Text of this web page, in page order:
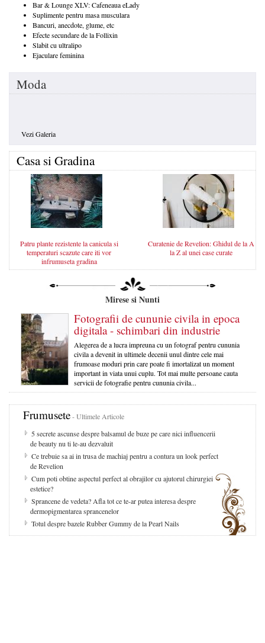
Bar & Lounge XLV: Cafeneaua eLady
Suplimente pentru masa musculara
Bancuri, anecdote, glume, etc
Efecte secundare de la Follixin
Slabit cu ultralipo
Ejaculare feminina
Moda
Vezi Galeria
Casa si Gradina
Patru plante rezistente la canicula si
temperaturi scazute care iti vor
infrumuseta gradina
Curatenie de Revelion: Ghidul de la A
la Z al unei case curate
Mirese si Nunti
Fotografii de cununie civila in epoca
digitala - schimbari din industrie
Alegerea de a lucra impreuna cu un fotograf pentru cununia
civila a devenit in ultimele decenii unul dintre cele mai
frumoase moduri prin care poate fi imortalizat un moment
important in viata unui cuplu. Tot mai multe persoane cauta
servicii de fotografie pentru cununia civila...
Frumusete- Ultimele Articole
5 secrete ascunse despre balsamul de buze pe care nici influencerii
de beauty nu ti le-au dezvaluit
Ce trebuie sa ai in trusa de machiaj pentru a contura un look perfect
de Revelion
Cum poti obtine aspectul perfect al obrajilor cu ajutorul chirurgiei
estetice?
Sprancene de vedeta? Afla tot ce te-ar putea interesa despre
dermopigmentarea sprancenelor
Totul despre bazele Rubber Gummy de la Pearl Nails